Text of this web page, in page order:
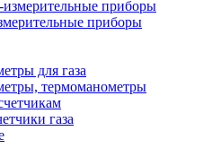
приборы
для газа
термоманометры
газа